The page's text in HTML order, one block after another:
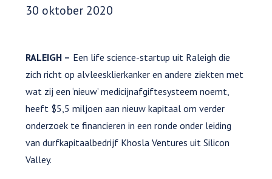
Datum gepubliceerd:
30 oktober 2020
RALEIGH – Een life science-startup uit Raleigh die
zich richt op alvleesklierkanker en andere ziekten met
wat zij een ‘nieuw’ medicijnafgiftesysteem noemt,
heeft $5,5 miljoen aan nieuw kapitaal om verder
onderzoek te financieren in een ronde onder leiding
van durfkapitaalbedrijf Khosla Ventures uit Silicon
Valley.